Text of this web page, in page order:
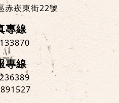
赤崁東街22號
專線
專線